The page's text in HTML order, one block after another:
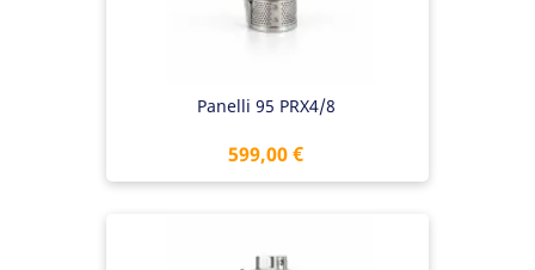
Panelli 95 PRX4/8
Preis
599,00 €